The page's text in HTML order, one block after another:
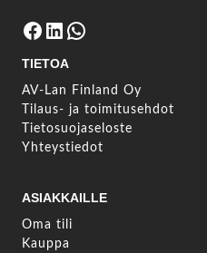
Facebook LinkedIn WhatsApp
TIETOA
AV-Lan Finland Oy
Tilaus- ja toimitusehdot
Tietosuojaseloste
Yhteystiedot
ASIAKKAILLE
Oma tili
Kauppa